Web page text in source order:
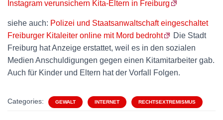
Instagram verunsichern Kita-Eltern in Freiburg
siehe auch: Polizei und Staatsanwaltschaft eingeschaltet
Freiburger Kitaleiter online mit Mord bedroht
Die Stadt
Freiburg hat Anzeige erstattet, weil es in den sozialen
Medien Anschuldigungen gegen einen Kitamitarbeiter gab.
Auch für Kinder und Eltern hat der Vorfall Folgen.
Categories: GEWALT INTERNET RECHTSEXTREMISMUS